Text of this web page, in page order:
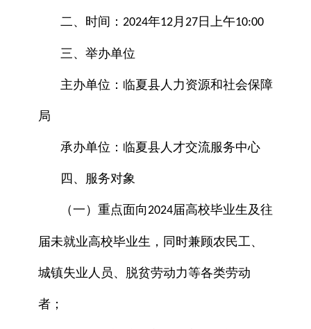
二、时间： 2024年12月 27 日上午10:00
三、举办单位
主办单位：临夏县人力资源和社会保障
局
承办单位：临夏县人才交流服务中心
四、服务对象
（一）重点面向2024届高校毕业生及往
届未就业高校毕业生，同时兼顾农民工、
城镇失业人员、脱贫劳动力等各类劳动
者；